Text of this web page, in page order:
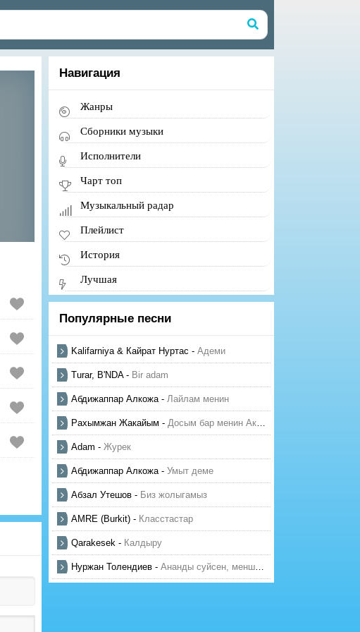
Навигация
Жанры
Сборники музыки
Исполнители
Чарт топ
Музыкальный радар
Плейлист
История
Лучшая
Популярные песни
Kalifarniya & Кайрат Нуртас - Адеми
Turar, B'NDA- Bir adam
Абдижаппар Алкожа- Лайлам менин
Рахымжан Жакайым - Досым бар менин Актауда
Adam - Журек
Абдижаппар Алкожа- Умыт деме
Абзал Утешов - Биз жолыгамыз
AMRE (Burkit) - Класстастар
Qarakesek - Калдыру
Нуржан Толендиев - Ананды суйсен, менше суй